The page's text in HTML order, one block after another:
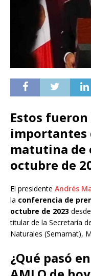
Estos
importantes
matutina de
octubre de
El presidente Andrés
la conferencia de
octubre de 2023
titular de la Secretaría
Naturales (Semarnat),
¿Qué pasó